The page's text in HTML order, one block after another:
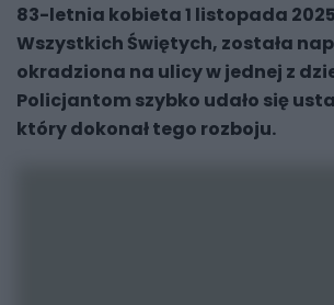
83-letnia kobieta 1 listopada 2025
Wszystkich Świętych, została
okradziona na ulicy w jednej z
Policjantom szybko udało się
który dokonał tego rozboju.